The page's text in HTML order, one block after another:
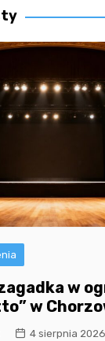
w
w
4 sierpnia 2026